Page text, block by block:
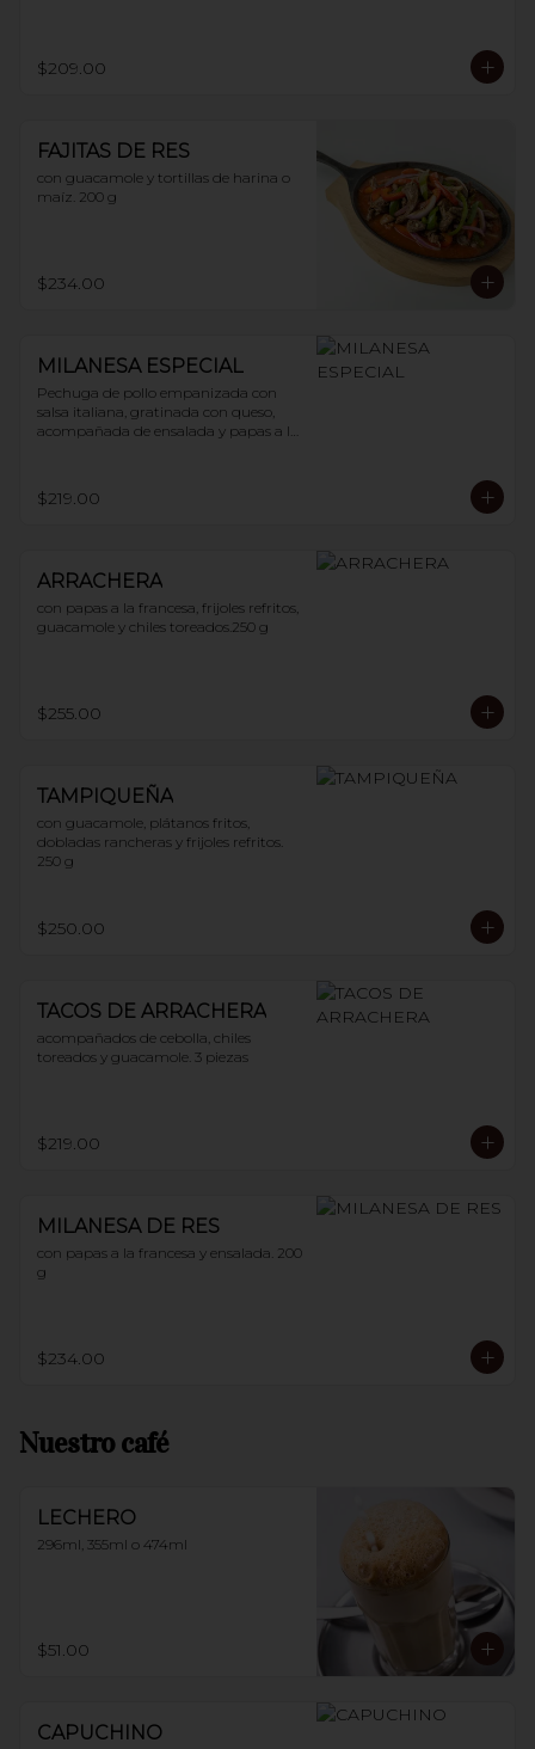
$209.00
FAJITAS DE RES
con guacamole y tortillas de harina o
maíz. 200 g
$234.00
MILANESA ESPECIAL
Pechuga de pollo empanizada con
salsa italiana, gratinada con queso,
acompañada de ensalada y papas a la
$219.00
ARRACHERA
con papas a la francesa, frijoles refritos,
guacamole y chiles toreados.250 g
$255.00
TAMPIQUEÑA
con guacamole, plátanos fritos,
dobladas rancheras y frijoles refritos.
250 g
$250.00
TACOS DE ARRACHERA
acompañados de cebolla, chiles
toreados y guacamole. 3 piezas
$219.00
MILANESA DE RES
con papas a la francesa y ensalada. 200
g
$234.00
Nuestro café
LECHERO
296ml, 355ml o 474ml
$51.00
CAPUCHINO